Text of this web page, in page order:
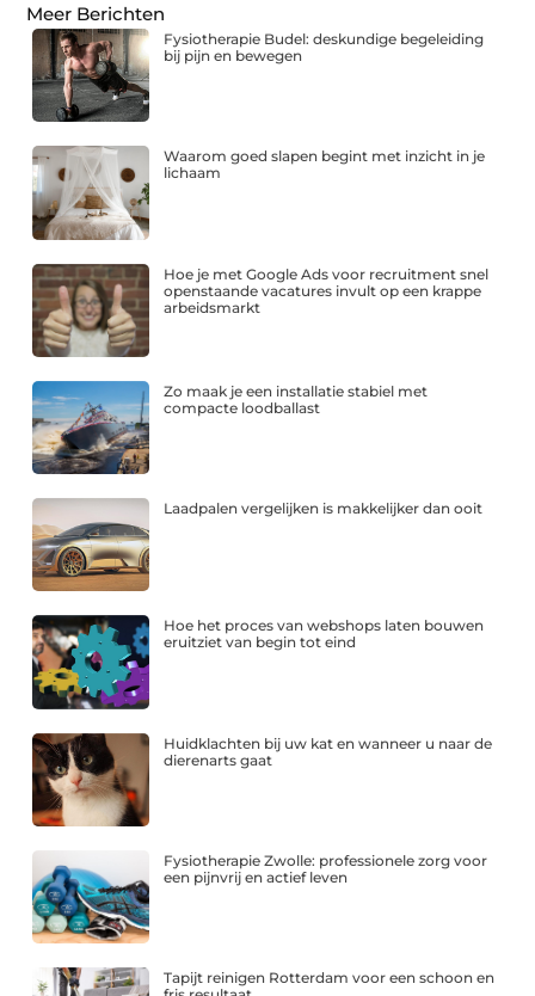
Meer Berichten
Fysiotherapie Budel: deskundige begeleiding
bij pijn en bewegen
Waarom goed slapen begint met inzicht in je
lichaam
Hoe je met Google Ads voor recruitment snel
openstaande vacatures invult op een krappe
arbeidsmarkt
Zo maak je een installatie stabiel met
compacte loodballast
Laadpalen vergelijken is makkelijker dan ooit
Hoe het proces van webshops laten bouwen
eruitziet van begin tot eind
Huidklachten bij uw kat en wanneer u naar de
dierenarts gaat
Fysiotherapie Zwolle: professionele zorg voor
een pijnvrij en actief leven
Tapijt reinigen Rotterdam voor een schoon en